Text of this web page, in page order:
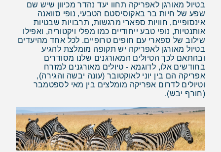
בטיול מאורגן לאפריקה תחוו יעד נהדר מכיוון שיש שם
שפע של חיות בר באקוסיסטם הטבעי, נופי סוואנה
אינסופיים, חוויות ספארי מרגשות, תרבויות שבטיות
אותנטיות, נופי טבע ייחודיים כמו מפלי ויקטוריה, ואפילו
שילוב של ספארי עם חופים טרופיים. לכל אחד מהיעדים
בטיול מאורגן לאפריקה יש תקופה מומלצת להגיע
ובהתאם לכך הטיולים המאורגנים שלנו מסודרים
בחודשים אלו, לדוגמא - טיולים מאורגנים למזרח
אפריקה הם בין יוני לאוקטובר (עונה יבשה והגירה),
וטיולים לדרום אפריקה מומלצים בין מאי לספטמבר
(חורף יבש).